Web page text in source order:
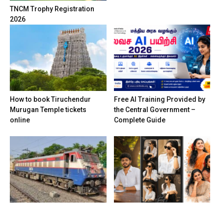
TNCM Trophy Registration
2026
How to book Tiruchendur
Murugan Temple tickets
online
Free AI Training Provided by
the Central Government –
Complete Guide